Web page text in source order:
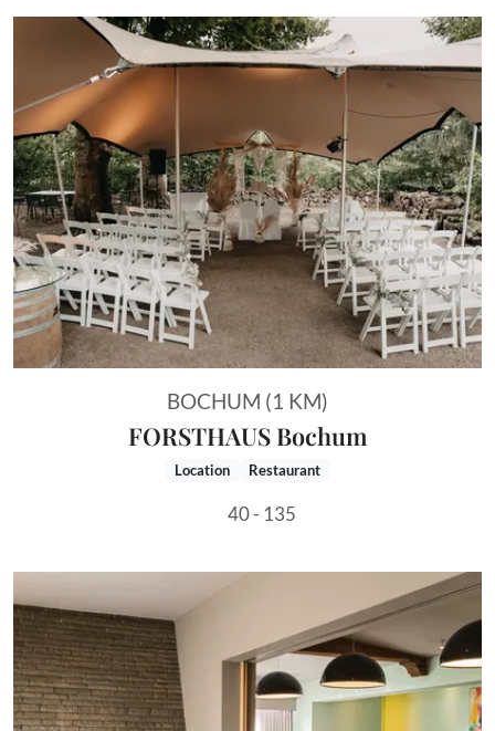
BOCHUM (1 KM)
FORSTHAUS Bochum
Location Restaurant
40 - 135